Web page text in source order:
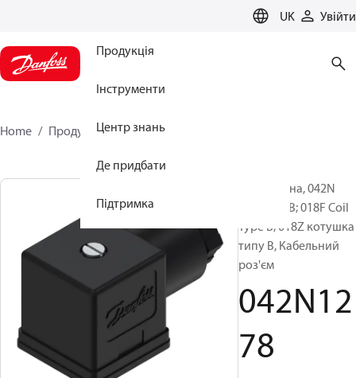
UK Увійти
Продукція
Інструменти
Центр знань
Де придбати
Підтримка
Home Продукція 042N1278
Запчастина, 042N
Coil Type B; 018F Coil
Type B; 018Z котушка
типу B, Кабельний
роз'єм
042N12
78